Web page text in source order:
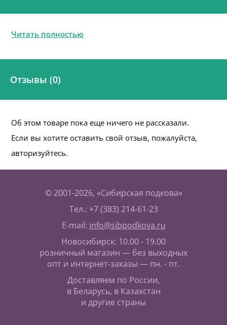
Читать полностью
Отзывы (0)
Об этом товаре пока еще ничего не рассказали.
Если вы хотите оставить свой отзыв, пожалуйста,
авторизуйтесь.
© 2001-2026, «Сибирская подкова»
Тел.: +7 (383) 214-61-23
E-mail: info@sibpodkova.ru
Новосибирск: 10.00 - 19.00
розничный магазин — без выходных
опт и интернет-заказы — пн. - пт.
Доставляем по России,
в Беларусь, в Казахстан
и другие страны